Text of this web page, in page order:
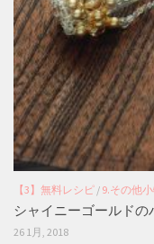
【3】無料レシピ / 9.その他
シャイニーゴールドの
26 1月, 2018